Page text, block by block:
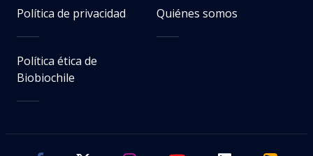
Política de privacidad Quiénes somos
Política ética de
Biobiochile